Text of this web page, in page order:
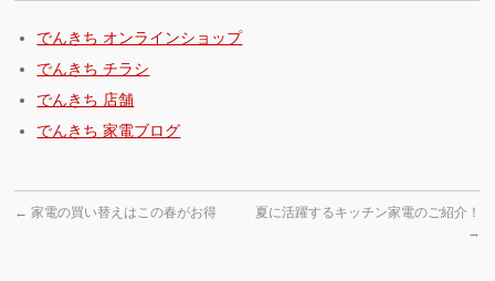
でんきち オンラインショップ
でんきち チラシ
でんきち 店舗
でんきち 家電ブログ
← 家電の買い替えはこの春がお得
夏に活躍するキッチン家電のご紹介！
→